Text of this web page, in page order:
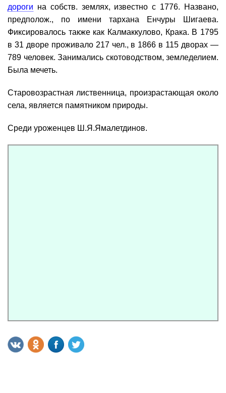
дороги на собств. землях, известно с 1776. Названо,
предполож., по имени тархана Енчуры Шигаева.
Фиксировалось также как Калмаккулово, Крака. В 1795
в 31 дворе проживало 217 чел., в 1866 в 115 дворах —
789 человек. Занимались скотоводством, земледелием.
Была мечеть.
Старовозрастная лиственница, произрастающая около
села, является памятником природы.
Среди уроженцев Ш.Я.Ямалетдинов.